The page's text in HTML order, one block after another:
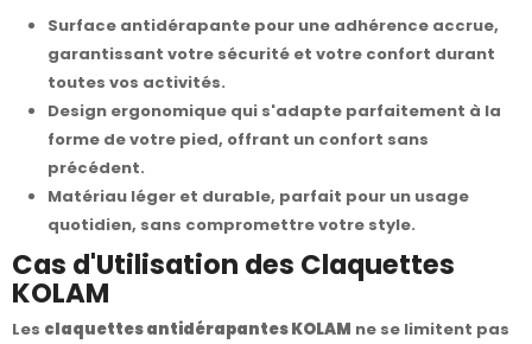
Surface antidérapante pour une adhérence accrue,
garantissant votre sécurité et votre confort durant
toutes vos activités.
Design ergonomique qui s'adapte parfaitement à la
forme de votre pied, offrant un confort sans
précédent.
Matériau léger et durable, parfait pour un usage
quotidien, sans compromettre votre style.
Cas d'Utilisation des Claquettes
KOLAM
Les claquettes antidérapantes KOLAM ne se limitent pas